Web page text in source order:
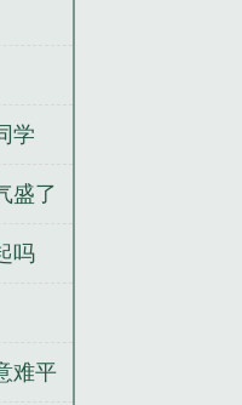
学
盛了
吗
难平